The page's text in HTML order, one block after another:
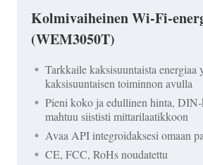
Kolmivaiheinen Wi-Fi-
(WEM3050T)
Tarkkaile kaksisuuntaista energiaa
kaksisuuntaisen toiminnon avulla
Pieni koko ja edullinen hinta,
mahtuu siististi mittarilaatikkoon
Avaa API integroidaksesi omaan
CE, FCC, RoHs noudatettu